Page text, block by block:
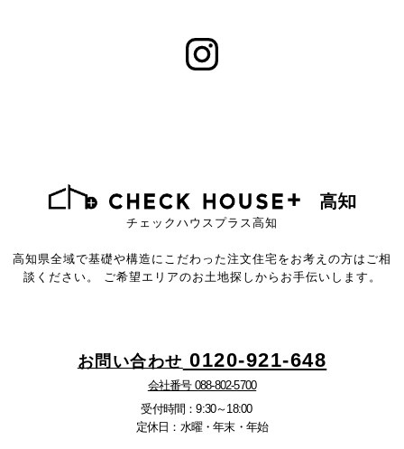
チェックハウスプラス高知
高知県全域で基礎や構造にこだわった注文住宅をお考えの方はご相
談ください。
ご希望エリアのお土地探しからお手伝いします。
お問い合わせ 0120-921-648
会社番号 088-802-5700
受付時間：9:30～18:00
定休日：水曜・年末・年始